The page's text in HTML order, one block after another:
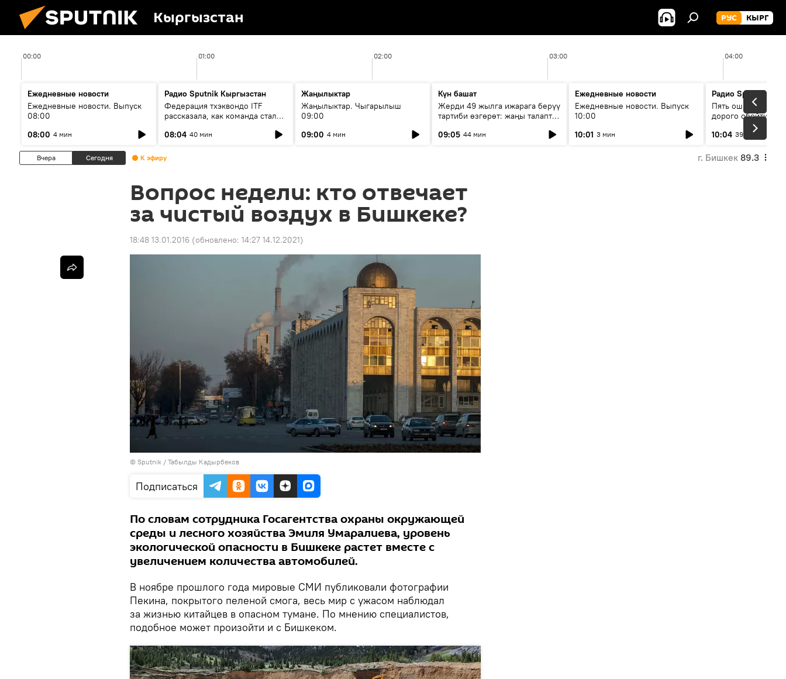
Кыргызстан РУС КЫРГ
00:00 01:00 02:00 03:00 04:00
Ежедневные новости
Ежедневные новости. Выпуск
08:00
08:00 4 мин
Радио Sputnik Кыргызстан
Федерация тхэквондо ITF
рассказала, как команда стала
08:04 40 мин
Жаңылыктар
Жаңылыктар. Чыгарылыш
09:00
09:00 4 мин
Күн башат
Жерди 49 жылга ижарага берүү
тартиби өзгөрөт: жаңы талаптар
09:05 44 мин
Ежедневные новости
Ежедневные новости. Выпуск
10:00
10:01 3 мин
Радио Sputnik
Пять ошибок
дорого обойтись
10:04 39 мин
Вчера Сегодня К эфиру г. Бишкек 89.3
Вопрос недели: кто отвечает
за чистый воздух в Бишкеке?
18:48 13.01.2016 (обновлено: 14:27 14.12.2021)
© Sputnik / Табылды Кадырбеков
Подписаться
По словам сотрудника Госагентства охраны окружающей
среды и лесного хозяйства Эмиля Умаралиева, уровень
экологической опасности в Бишкеке растет вместе с
увеличением количества автомобилей.
В ноябре прошлого года мировые СМИ публиковали фотографии
Пекина, покрытого пеленой смога, весь мир с ужасом наблюдал
за жизнью китайцев в опасном тумане. По мнению специалистов,
подобное может произойти и с Бишкеком.